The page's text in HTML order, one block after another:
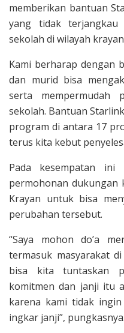
memberikan bantuan
yang tidak terjangkau
sekolah di wilayah
Kami berharap dengan
dan murid bisa
serta mempermudah
sekolah. Bantuan
program di antara 17
terus kita kebut
Pada kesempatan ini
permohonan dukungan
Krayan untuk bisa
perubahan tersebut.
“Saya mohon do’a
termasuk masyarakat
bisa kita tuntaskan
komitmen dan janji itu
karena kami tidak
ingkar janji”, pungkasnya.